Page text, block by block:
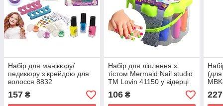
Набір для манікюру/
педикюру з крейдою для
волосся 8832
157 ₴
Набір для ліплення з
тістом Mermaid Nail studio
ТМ Lovin 41150 у відерці
наліпки манікюр блискітки
пластилін Ловін
106₴
(для
227